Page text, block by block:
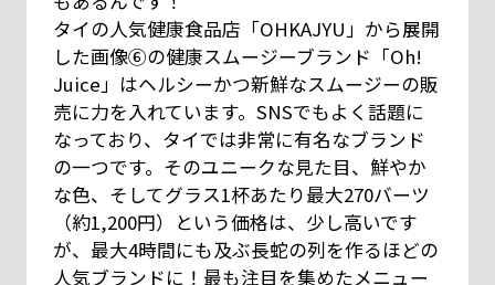
タイの人気健康食品店「OHKAJYU」から展開
した画像⑥の健康スムージーブランド「Oh!
Juice」はヘルシーかつ新鮮なスムージーの販
売に力を入れています。SNSでもよく話題に
なっており、タイでは非常に有名なブランド
の一つです。そのユニークな見た目、鮮やか
な色、そしてグラス1杯あたり最大270バーツ
（約1,200円）という価格は、少し高いです
が、最大4時間にも及ぶ長蛇の列を作るほどの
人気ブランドに！最も注目を集めたメニュー